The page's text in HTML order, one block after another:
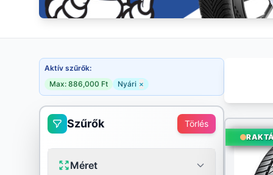
Aktív szűrők:
Max: 886,000 Ft
Nyári ×
Szűrők Törlés
Méret